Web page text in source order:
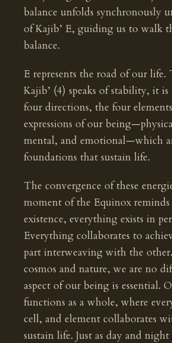
balance unfolds synchronously
of Kajib’ E, guiding us to walk
balance.
E represents the road of our life.
Kajib’ (4) speaks of stability, it
four directions, the four
expressions of our
mental, and emotional—which
foundations that sustain life.
The convergence of these
moment of the Equinox
existence, everything exists in
Everything collaborates to
part interweaving with the
cosmos and nature, we are no
aspect of our being is essential.
functions as a whole, where
cell, and element collaborates
sustain life. Just as day and